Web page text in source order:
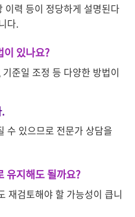
이력 등이 정당하게 설명된다
다.
이 있나요?
준일 조정 등 다양한 방법이
.
수 있으므로 전문가 상담을
유지해도 될까요?
재검토해야 할 가능성이 큽니